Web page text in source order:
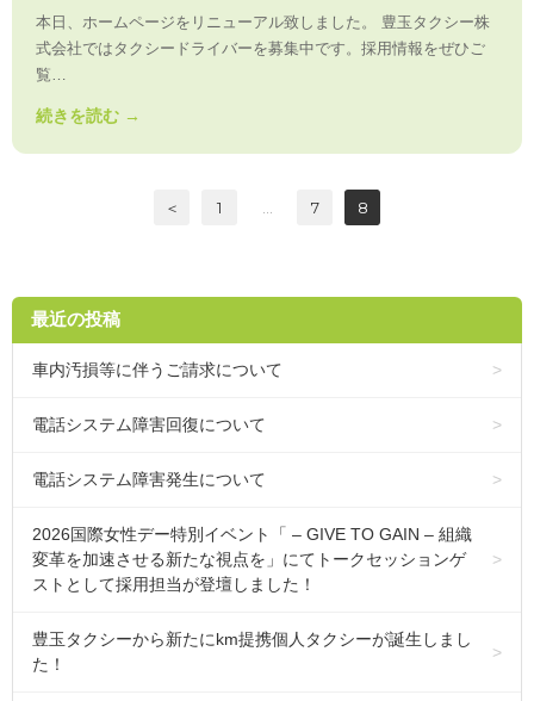
本日、ホームページをリニューアル致しました。 豊玉タクシー株
式会社ではタクシードライバーを募集中です。採用情報をぜひご
覧…
続きを読む →
＜ 1 7 8
最近の投稿
車内汚損等に伴うご請求について
電話システム障害回復について
電話システム障害発生について
2026国際女性デー特別イベント「 – GIVE TO GAIN – 組織
変革を加速させる新たな視点を」にてトークセッションゲ
ストとして採用担当が登壇しました！
豊玉タクシーから新たにkm提携個人タクシーが誕生しまし
た！